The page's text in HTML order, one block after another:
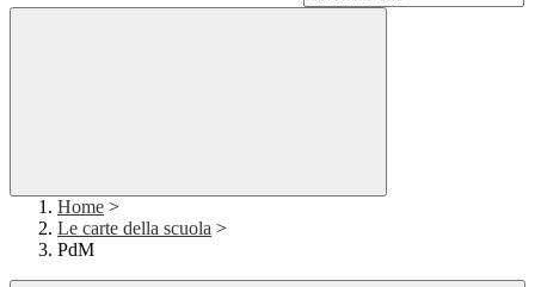
Home >
Le carte della scuola >
PdM